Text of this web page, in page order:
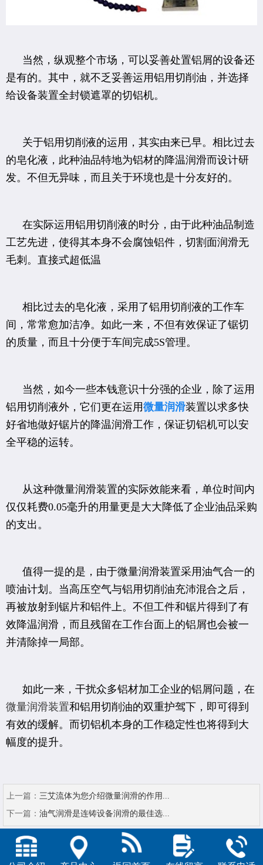
当然，纵观整个市场，可以妥善处置铝屑的设备还
是有的。其中，就不乏妥善运用铝用切削油，并选择
给设备装置全封锁遮罩的切铝机。
关于铝用切削液的运用，其实由来已早。相比过去
的皂化液，此种油品特地为铝材的降温润滑而设计研
发。不但无异味，而且关于环境也是十分友好的。
在实际运用铝用切削液的时分，由于此种油品制造
工艺先进，使得其本身不会腐蚀铝件，切割面润滑无
毛刺。直接式超低温
相比过去的皂化液，采用了铝用切削液的工作车
间，常常愈加洁净。如此一来，不但有效保证了锯切
的质量，而且十分便于车间完成5S管理。
当然，如今一些本钱意识十分强的企业，除了运用
铝用切削液外，它们更在运用微量润滑装置以求多快
好省地做好锯片的降温润滑工作，保证切铝机可以安
全平稳的运转。
从这种微量润滑装置的实际效能来看，单位时间内
仅仅耗费0.05毫升的用量更是大大降低了企业油品采购
的支出。
值得一提的是，由于微量润滑装置采用油气合一的
喷油计划。当高压空气与铝用切削油充沛混合之后，
再被放射到锯片和铝件上。不但工件和锯片得到了有
效降温润滑，而且残留在工作台面上的铝屑也会被一
并清除掉一局部。
如此一来，干扰众多铝材加工企业的铝屑问题，在
微量润滑装置和铝用切削油的双重护驾下，即可得到
有效的缓解。而切铝机本身的工作稳定性也将得到大
幅度的提升。
上一篇： 三艾流体为您介绍微量润滑的作用...
下一篇： 油气润滑是连铸设备润滑的最佳选...